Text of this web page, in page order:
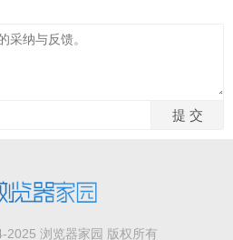
2025 浏览器家园 版权所有